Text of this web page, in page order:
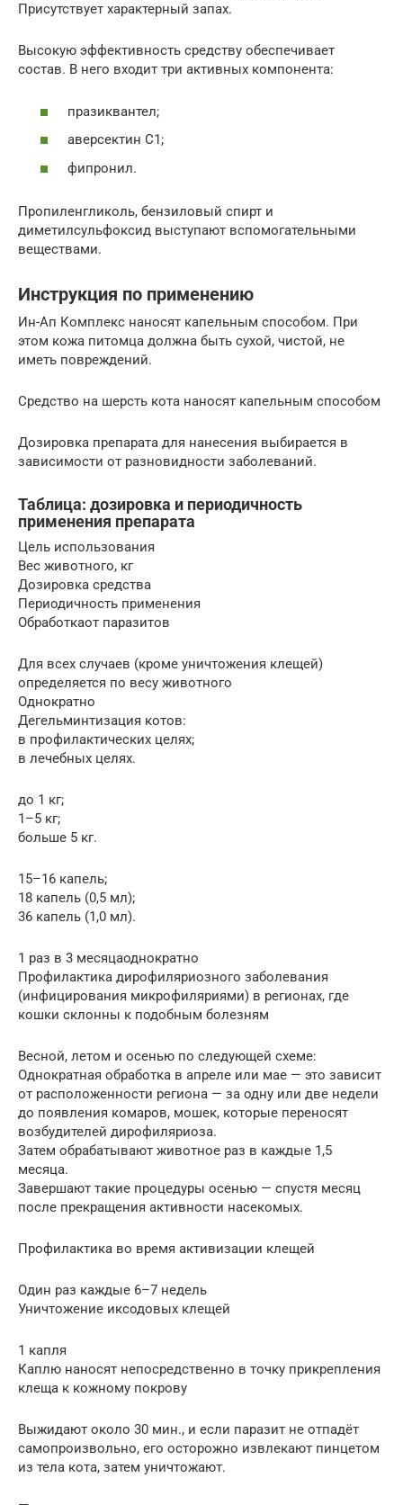
Присутствует характерный запах.
Высокую эффективность средству обеспечивает
состав. В него входит три активных компонента:
празиквантел;
аверсектин С1;
фипронил.
Пропиленгликоль, бензиловый спирт и
диметилсульфоксид выступают вспомогательными
веществами.
Инструкция по применению
Ин-Ап Комплекс наносят капельным способом. При
этом кожа питомца должна быть сухой, чистой, не
иметь повреждений.
Средство на шерсть кота наносят капельным способом
Дозировка препарата для нанесения выбирается в
зависимости от разновидности заболеваний.
Таблица: дозировка и периодичность
применения препарата
Цель использования
Вес животного, кг
Дозировка средства
Периодичность применения
Обработкаот паразитов
Для всех случаев (кроме уничтожения клещей)
определяется по весу животного
Однократно
Дегельминтизация котов:
в профилактических целях;
в лечебных целях.
до 1 кг;
1–5 кг;
больше 5 кг.
15–16 капель;
18 капель (0,5 мл);
36 капель (1,0 мл).
1 раз в 3 месяцаоднократно
Профилактика дирофиляриозного заболевания
(инфицирования микрофиляриями) в регионах, где
кошки склонны к подобным болезням
Весной, летом и осенью по следующей схеме:
Однократная обработка в апреле или мае — это зависит
от расположенности региона — за одну или две недели
до появления комаров, мошек, которые переносят
возбудителей дирофиляриоза.
Затем обрабатывают животное раз в каждые 1,5
месяца.
Завершают такие процедуры осенью — спустя месяц
после прекращения активности насекомых.
Профилактика во время активизации клещей
Один раз каждые 6–7 недель
Уничтожение иксодовых клещей
1 капля
Каплю наносят непосредственно в точку прикрепления
клеща к кожному покрову
Выжидают около 30 мин., и если паразит не отпадёт
самопроизвольно, его осторожно извлекают пинцетом
из тела кота, затем уничтожают.